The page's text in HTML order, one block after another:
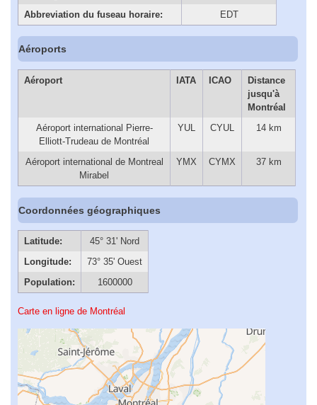
Abbreviation du fuseau horaire:
EDT
Aéroports
Aéroport IATA ICAO
Distance
jusqu'à
Montréal
Aéroport international Pierre-
Elliott-Trudeau de Montréal
YUL CYUL 14 km
Aéroport international de Montreal
Mirabel
YMX CYMX 37 km
Coordonnées géographiques
Latitude:
45° 31' Nord
Longitude:
73° 35' Ouest
Population:
1600000
Carte en ligne de Montréal